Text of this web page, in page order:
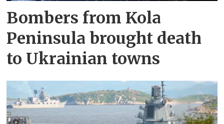
Bombers from Kola
Peninsula brought death
to Ukrainian towns